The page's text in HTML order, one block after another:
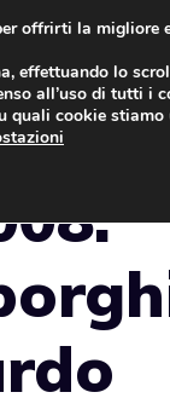
offrirti la migliore
effettuando lo
all’uso di tutti i
quali cookie